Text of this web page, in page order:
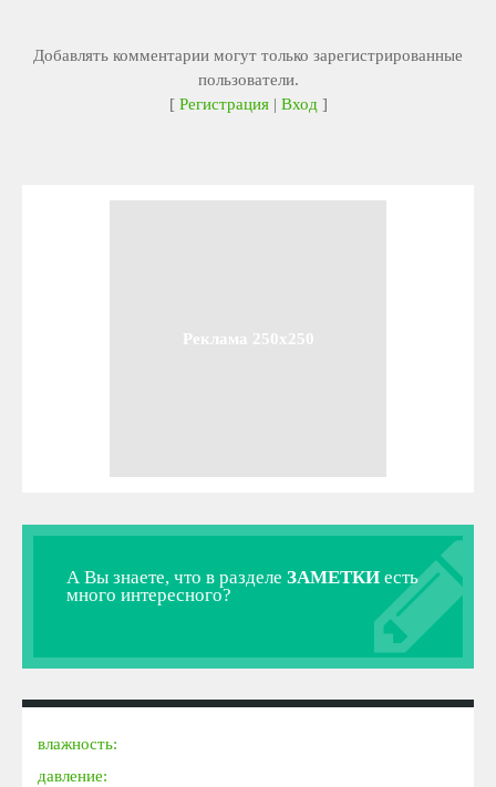
Добавлять комментарии могут только зарегистрированные
пользователи.
[ Регистрация| Вход]
Реклама 250x250
А Вы знаете, что в разделе ЗАМЕТКИ есть
много интересного?
влажность:
давление: